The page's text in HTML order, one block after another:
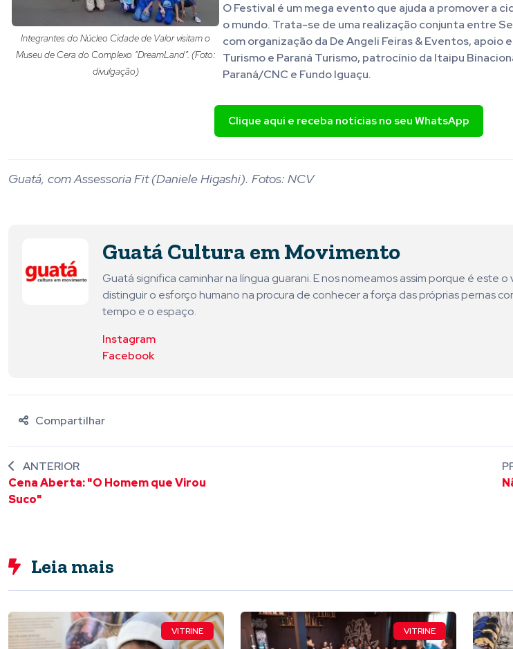
Integrantes do Núcleo Cidade de Valor visitam o
Museu de Cera do Complexo “DreamLand”. (Foto:
divulgação)
O Festival é um mega evento que ajuda a promover a
o mundo. Trata-se de uma realização conjunta entre
com organização da De Angeli Feiras & Eventos,
Turismo e Paraná Turismo, patrocínio da Itaipu
Paraná/CNC e Fundo Iguaçu.
Clique aqui e receba notícias no seu WhatsApp
Guatá, com Assessoria Fit (Daniele Higashi). Fotos: NCV
Guatá Cultura em Movimento
Guatá significa caminhar na língua guarani. E nos nomeamos assim porque é este
distinguir o esforço humano na procura de conhecer a força das próprias pernas
tempo e o espaço.
Instagram
Facebook
Compartilhar
ANTERIOR
Cena Aberta: "O Homem que Virou
Suco"
Leia mais
VITRINE VITRINE